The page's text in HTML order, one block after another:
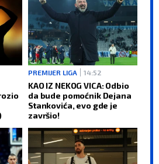
PREMIJER LIGA 14:52
KAO IZ NEKOG VICA: Odbio
da bude pomoćnik Dejana
Stankovića, evo gde je
završio!